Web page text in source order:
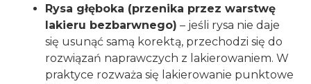
Rysa głęboka (przenika przez warstwę
lakieru bezbarwnego) – jeśli rysa nie daje
się usunąć samą korektą, przechodzi się do
rozwiązań naprawczych z lakierowaniem. W
praktyce rozważa się lakierowanie punktowe